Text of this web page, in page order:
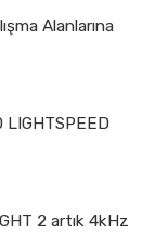
Alanlarına
LIGHTSPEED
2 artık 4kHz